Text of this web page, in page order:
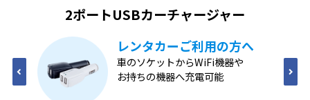
2ポートUSBカーチャージャー
レンタカーご利用の方へ
車のソケットからWiFi機器や
お持ちの機器へ充電可能